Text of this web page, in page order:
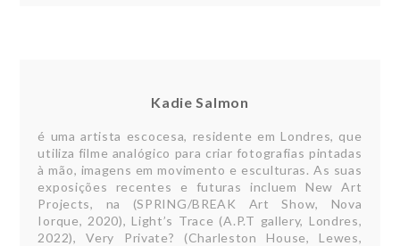
Kadie Salmon
é uma artista escocesa, residente em Londres, que
utiliza filme analógico para criar fotografias pintadas
à mão, imagens em movimento e esculturas. As suas
exposições recentes e futuras incluem New Art
Projects, na (SPRING/BREAK Art Show, Nova
Iorque, 2020), Light’s Trace (A.P.T gallery, Londres,
2022), Very Private? (Charleston House, Lewes,